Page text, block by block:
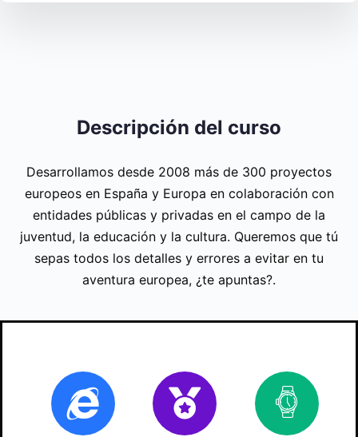
Descripción del curso
Desarrollamos desde 2008 más de 300 proyectos
europeos en España y Europa en colaboración con
entidades públicas y privadas en el campo de la
juventud, la educación y la cultura. Queremos que tú
sepas todos los detalles y errores a evitar en tu
aventura europea, ¿te apuntas?.
Online Certificado